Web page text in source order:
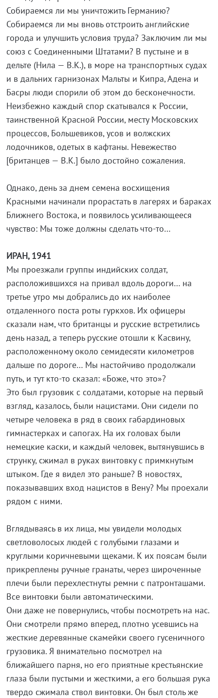
Собираемся ли мы уничтожить Германию?
Собираемся ли мы вновь отстроить английские
города и улучшить условия труда? Заключим ли мы
союз с Соединенными Штатами? В пустыне и в
дельте (Нила — В.К.), в море на транспортных судах
и в дальних гарнизонах Мальты и Кипра, Адена и
Басры люди спорили об этом до бесконечности.
Неизбежно каждый спор скатывался к России,
таинственной Красной России, месту Московских
процессов, Большевиков, усов и волжских
лодочников, одетых в кафтаны. Невежество
[британцев — В.К.] было достойно сожаления.
Однако, день за днем семена восхищения
Красными начинали прорастать в лагерях и бараках
Ближнего Востока, и появилось усиливающееся
чувство: Мы тоже должны сделать что-то…
ИРАН, 1941
Мы проезжали группы индийских солдат,
расположившихся на привал вдоль дороги… на
третье утро мы добрались до их наиболее
отдаленного поста роты гуркхов. Их офицеры
сказали нам, что британцы и русские встретились
день назад, а теперь русские отошли к Касвину,
расположенному около семидесяти километров
дальше по дороге… Мы настойчиво продолжали
путь, и тут кто-то сказал: «Боже, что это»?
Это был грузовик с солдатами, которые на первый
взгляд, казалось, были нацистами. Они сидели по
четыре человека в ряд в своих габардиновых
гимнастерках и сапогах. На их головах были
немецкие каски, и каждый человек, вытянувшись в
струнку, сжимал в руках винтовку с примкнутым
штыком. Где я видел это раньше? В новостях,
показывавших вход нацистов в Вену? Мы проехали
рядом с ними.
Вглядываясь в их лица, мы увидели молодых
светловолосых людей с голубыми глазами и
круглыми коричневыми щеками. К их поясам были
прикреплены ручные гранаты, через широченные
плечи были перехлестнуты ремни с патронташами.
Все винтовки были автоматическими.
Они даже не повернулись, чтобы посмотреть на нас.
Они смотрели прямо вперед, плотно усевшись на
жесткие деревянные скамейки своего гусеничного
грузовика. Я внимательно посмотрел на
ближайшего парня, но его приятные крестьянские
глаза были пустыми и жесткими, а его большая рука
твердо сжимала ствол винтовки. Он был столь же